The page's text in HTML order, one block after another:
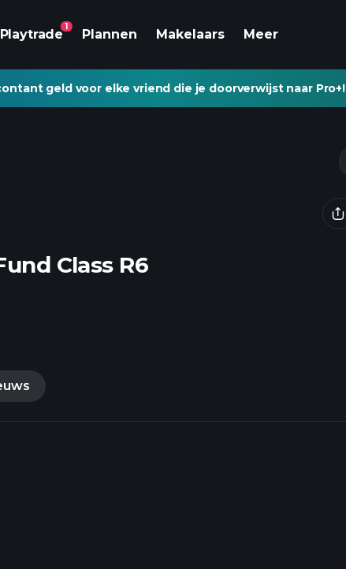
Playtrade
1
Plannen Makelaars Meer
geld voor elke vriend die je doorverwijst naar Pro+!
Class R6